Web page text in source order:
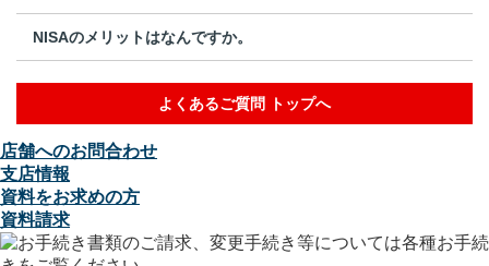
NISAのメリットはなんですか。
よくあるご質問 トップへ
店舗へのお問合わせ
支店情報
資料をお求めの方
資料請求